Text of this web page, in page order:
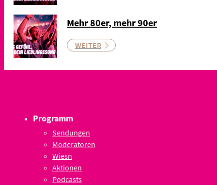
Mehr 80er, mehr 90er
WEITER
Programm
Sendungen
Moderatoren
Wiesn
Aktionen
Podcasts